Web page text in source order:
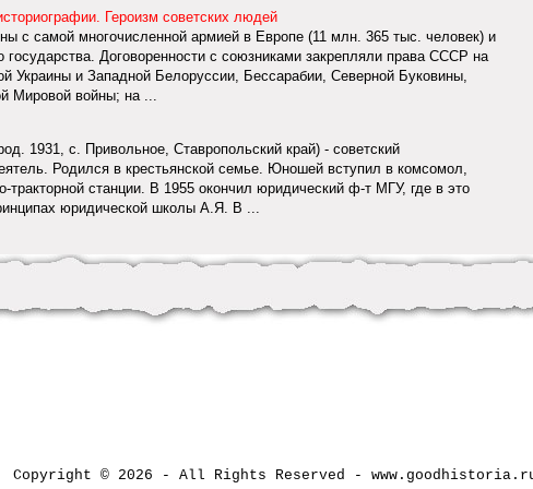
Героизм советских людей
с самой многочисленной армией в Европе (11 млн. 365 тыс. человек) и
государства. Договоренности с союзниками закрепляли права СССР на
Украины и Западной Белоруссии, Бессарабии, Северной Буковины,
Мировой войны; на ...
1931, с. Привольное, Ставропольский край) - советский
Родился в крестьянской семье. Юношей вступил в комсомол,
тракторной станции. В 1955 окончил юридический ф-т МГУ, где в это
юридической школы А.Я. В ...
Copyright © 2026 - All Rights Reserved -